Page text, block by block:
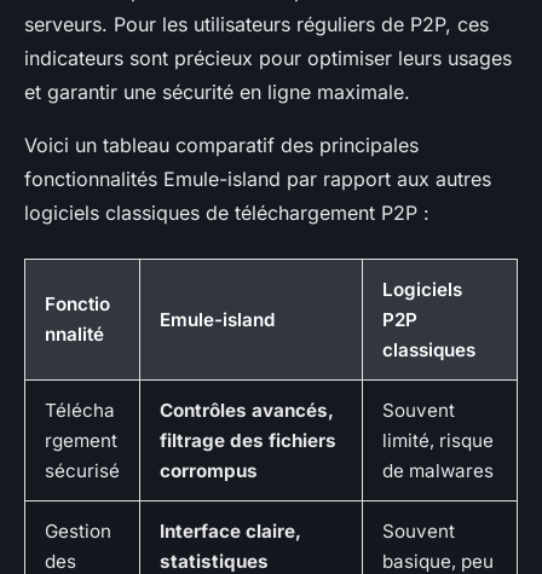
serveurs. Pour les utilisateurs réguliers de P2P, ces
indicateurs sont précieux pour optimiser leurs usages
et garantir une sécurité en ligne maximale.
Voici un tableau comparatif des principales
fonctionnalités Emule-island par rapport aux autres
logiciels classiques de téléchargement P2P :
Fonctio
nnalité
Emule-island
Logiciels
P2P
classiques
Télécha
rgement
sécurisé
Contrôles avancés,
filtrage des fichiers
corrompus
Souvent
limité, risque
de malwares
Gestion
des
Interface claire,
statistiques
Souvent
basique, peu